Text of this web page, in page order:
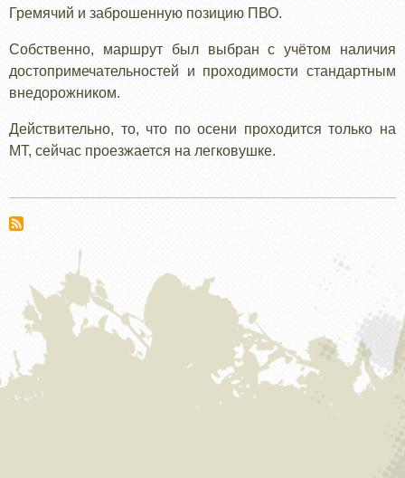
Гремячий и заброшенную позицию ПВО.
Собственно, маршрут был выбран с учётом наличия
достопримечательностей и проходимости стандартным
внедорожником.
Действительно, то, что по осени проходится только на
МТ, сейчас проезжается на легковушке.